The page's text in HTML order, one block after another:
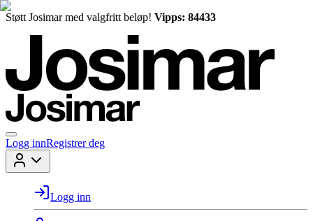
Støtt Josimar med valgfritt beløp! Vipps: 84433
Logg innRegistrer deg
Logg inn